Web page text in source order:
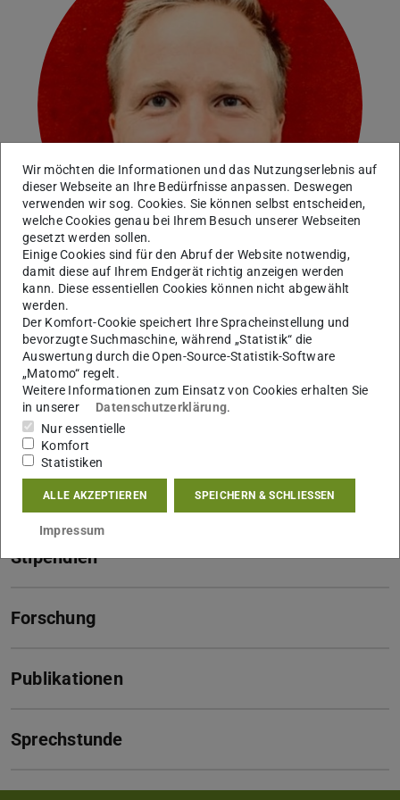
Neuere Geschichte
Fachgebietsmitarbeiter Landesstelle |
Auslandsbeauftragter am Institut für Geschichte
Kontakt
Lebenslauf
Stipendien
Forschung
Publikationen
Sprechstunde
Wir möchten die Informationen und das Nutzungserlebnis auf
dieser Webseite an Ihre Bedürfnisse anpassen. Deswegen
verwenden wir sog. Cookies. Sie können selbst entscheiden,
welche Cookies genau bei Ihrem Besuch unserer Webseiten
gesetzt werden sollen.
Einige Cookies sind für den Abruf der Website notwendig,
damit diese auf Ihrem Endgerät richtig anzeigen werden
kann. Diese essentiellen Cookies können nicht abgewählt
werden.
Der Komfort-Cookie speichert Ihre Spracheinstellung und
bevorzugte Suchmaschine, während „Statistik“ die
Auswertung durch die Open-Source-Statistik-Software
„Matomo“ regelt.
Weitere Informationen zum Einsatz von Cookies erhalten Sie
in unserer
Datenschutzerklärung.
Nur essentielle
Komfort
Statistiken
ALLE AKZEPTIEREN SPEICHERN & SCHLIESSEN
Impressum